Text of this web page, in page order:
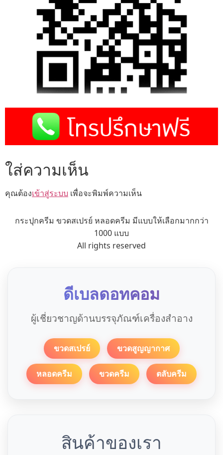
ใส่ความเห็น
คุณต้องเข้าสู่ระบบ เพื่อจะพิมพ์ความเห็น
กระปุกครีม ขวดสเปรย์ หลอดครีม มีแบบให้เลือกมากกว่า
1000 แบบ
All rights reserved
ดีเบลดอทคอม
ผู้เชี่ยวชาญด้านบรรจุภัณฑ์เครื่องสำอาง
ขวดสเปรย์ ขวดสูญญากาศ
หลอดครีม ขวดครีม ตลับครีม
สินค้าของเรา